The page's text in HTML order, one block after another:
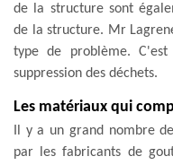
de la structure sont
de la structure. Mr
type de problème.
suppression des déchets.
Les matériaux qui
Il y a un grand nombre
par les fabricants de